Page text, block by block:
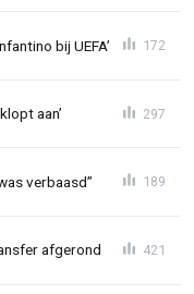
bij UEFA’ 172
aan’ 297
verbaasd” 189
afgerond 421